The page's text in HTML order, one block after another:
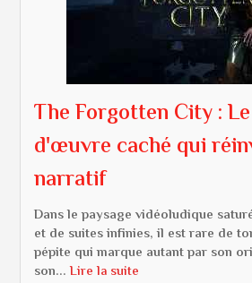
The Forgotten City :
d'œuvre caché qui
narratif
Dans le paysage vidéoludique
et de suites infinies, il est rare de
pépite qui marque autant par son
son...Lire la suite